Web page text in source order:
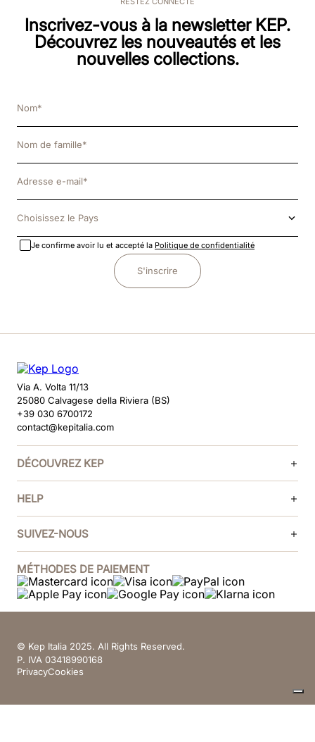
Inscrivez-vous à la newsletter KEP.
Découvrez les nouveautés et les
nouvelles collections.
Choisissez le Pays
Je confirme avoir lu et accepté la Politique de confidentialité
S'inscrire
Via A. Volta 11/13
25080 Calvagese della Riviera (BS)
+39 030 6700172
contact@kepitalia.com
DÉCOUVREZ KEP
HELP
SUIVEZ-NOUS
MÉTHODES DE PAIEMENT
© Kep Italia 2025. All Rights Reserved.
P. IVA 03418990168
PrivacyCookies